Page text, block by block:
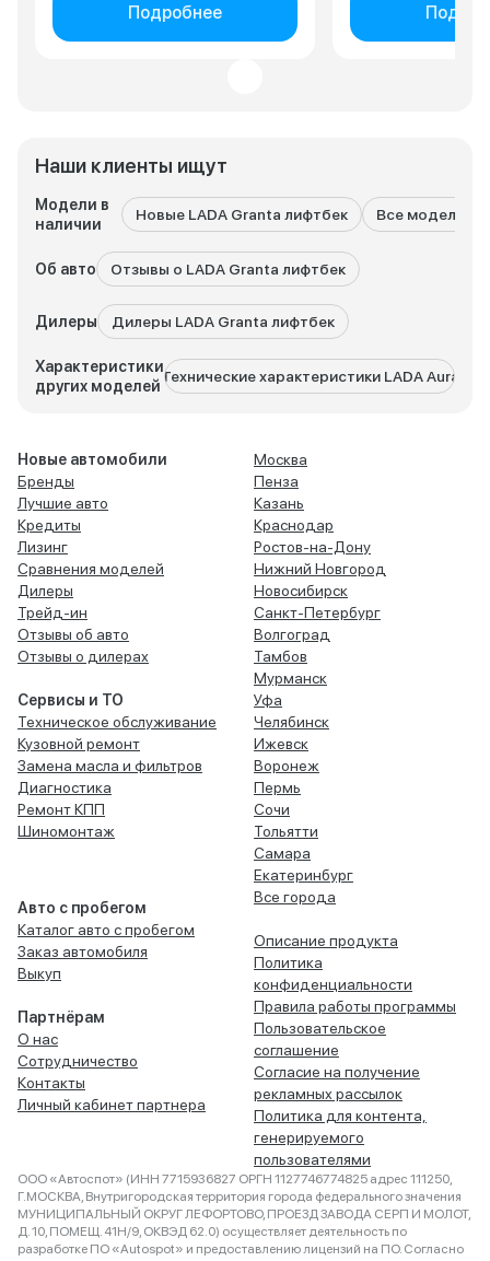
Наши клиенты ищут
Модели в
наличии
Новые LADA Granta лифтбек Все модели
Об авто Отзывы о LADA Granta лифтбек
Дилеры Дилеры LADA Granta лифтбек
Характеристики
других моделей
Технические характеристики LADA Aura
Подробнее
Новые автомобили
Бренды
Лучшие авто
Кредиты
Лизинг
Сравнения моделей
Дилеры
Трейд-ин
Отзывы об авто
Отзывы о дилерах
Сервисы и ТО
Техническое обслуживание
Кузовной ремонт
Замена масла и фильтров
Диагностика
Ремонт КПП
Шиномонтаж
Авто с пробегом
Каталог авто с пробегом
Заказ автомобиля
Выкуп
Партнёрам
О нас
Сотрудничество
Контакты
Личный кабинет партнера
Москва
Пенза
Казань
Краснодар
Ростов-на-Дону
Нижний Новгород
Новосибирск
Санкт-Петербург
Волгоград
Тамбов
Мурманск
Уфа
Челябинск
Ижевск
Воронеж
Пермь
Сочи
Тольятти
Самара
Екатеринбург
Все города
Описание продукта
Политика
конфиденциальности
Правила работы программы
Пользовательское
соглашение
Согласие на получение
рекламных рассылок
Политика для контента,
генерируемого
пользователями
ООО «Автоспот» (ИНН 7715936827 ОРГН 1127746774825 адрес 111250,
Г.МОСКВА, Внутригородская территория города федерального значения
МУНИЦИПАЛЬНЫЙ ОКРУГ ЛЕФОРТОВО, ПРОЕЗД ЗАВОДА СЕРП И МОЛОТ,
Д. 10, ПОМЕЩ. 41Н/9, ОКВЭД 62.0) осуществляет деятельность по
разработке ПО «Autospot» и предоставлению лицензий на ПО. Согласно